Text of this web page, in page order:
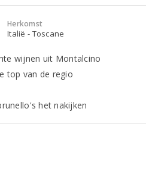
Herkomst
Italië - Toscane
wijnen uit Montalcino
top van de regio
het nakijken